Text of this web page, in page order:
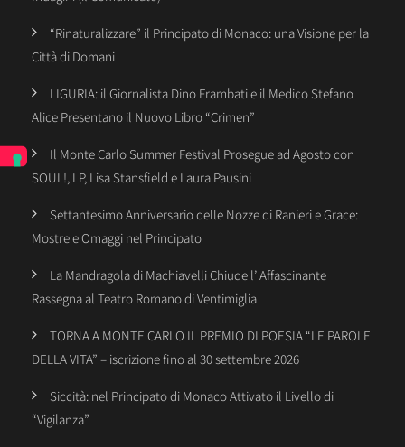
“Rinaturalizzare” il Principato di Monaco: una Visione per la
Città di Domani
LIGURIA: il Giornalista Dino Frambati e il Medico Stefano
Alice Presentano il Nuovo Libro “Crimen”
Il Monte Carlo Summer Festival Prosegue ad Agosto con
SOUL!, LP, Lisa Stansfield e Laura Pausini
Settantesimo Anniversario delle Nozze di Ranieri e Grace:
Mostre e Omaggi nel Principato
La Mandragola di Machiavelli Chiude l’ Affascinante
Rassegna al Teatro Romano di Ventimiglia
TORNA A MONTE CARLO IL PREMIO DI POESIA “LE PAROLE
DELLA VITA” – iscrizione fino al 30 settembre 2026
Siccità: nel Principato di Monaco Attivato il Livello di
“Vigilanza”